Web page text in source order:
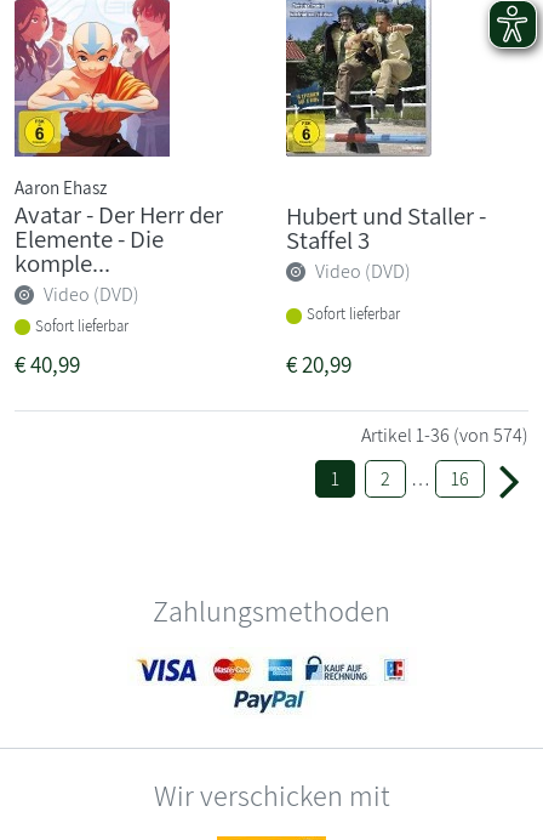
Aaron Ehasz
Avatar - Der Herr der
Elemente - Die
komple...
Video (DVD)
Sofort lieferbar
€40,99
Hubert und Staller -
Staffel 3
Video (DVD)
Sofort lieferbar
€20,99
Artikel1-36 (von 574)
1
2 … 16
Zahlungsmethoden
Wir verschicken mit